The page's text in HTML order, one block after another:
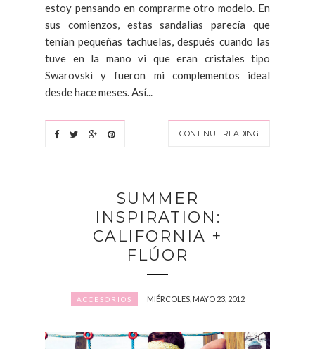
estoy pensando en comprarme otro modelo. En
sus comienzos, estas sandalias parecía que
tenían pequeñas tachuelas, después cuando las
tuve en la mano vi que eran cristales tipo
Swarovski y fueron mi complementos ideal
desde hace meses. Así...
CONTINUE READING
SUMMER
INSPIRATION:
CALIFORNIA +
FLÚOR
ACCESORIOS MIÉRCOLES, MAYO 23, 2012